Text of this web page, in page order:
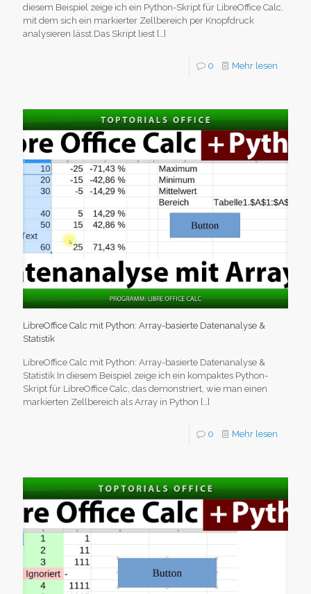
diesem Beispiel zeige ich ein Python-Skript für LibreOffice Calc,
mit dem sich ein markierter Zellbereich per Knopfdruck
analysieren lässt.Das Skript liest […]
0 Mehr lesen
LibreOffice Calc mit Python: Array-basierte Datenanalyse &
Statistik
LibreOffice Calc mit Python: Array-basierte Datenanalyse &
Statistik In diesem Beispiel zeige ich ein kompaktes Python-
Skript für LibreOffice Calc, das demonstriert, wie man einen
markierten Zellbereich als Array in Python […]
0 Mehr lesen